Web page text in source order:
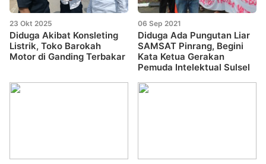
23 Okt 2025
Diduga Akibat Konsleting
Listrik, Toko Barokah
Motor di Ganding Terbakar
06 Sep 2021
Diduga Ada Pungutan Liar
SAMSAT Pinrang, Begini
Kata Ketua Gerakan
Pemuda Intelektual Sulsel